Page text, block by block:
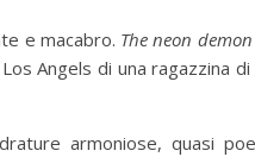
e macabro. The neon demon
Angels di una ragazzina
armoniose, quasi